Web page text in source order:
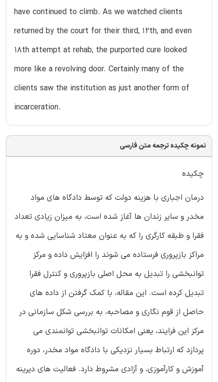
have continued to climb. As we watched clients
returned by the court for their third, 12th, and even
18th attempt at rehab, the purported cure looked
more like a revolving door. Certainly many of the
clients saw the institution as just another form of
incarceration.
نمونه چکیده ترجمه متن فارسی
چکیده
درمان اجباری با هزینه دولت که توسط دادگاه های مواد
مخدر و سایر زندان ها آغاز شده است، به میزان زیادی تعداد
فقرا و طبقه کارگری را که به عنوان معتاد شناسایی شده و به
مراکز بازپروری فرستاده می شوند را افزایش داده و مرکز
توانبخشی را تبدیل به محل اصلی بازپروری و کنترل فقرا
تبدیل کرده است. این مقاله، با کمک گرفتن از داده های
حاصل از قوم نگاری و مصاحبه، به بررسی شکل سازمانی در
مرکز این فرایند، یعنی امکانات توانبخشی توانمندی می
پردازد که ارتباط بسیار نزدیکی با دادگاه مواد مخدر، دوره
آموزش و کارآموزی، و آزادی مشروط دارد. فعالیت های دیرینه